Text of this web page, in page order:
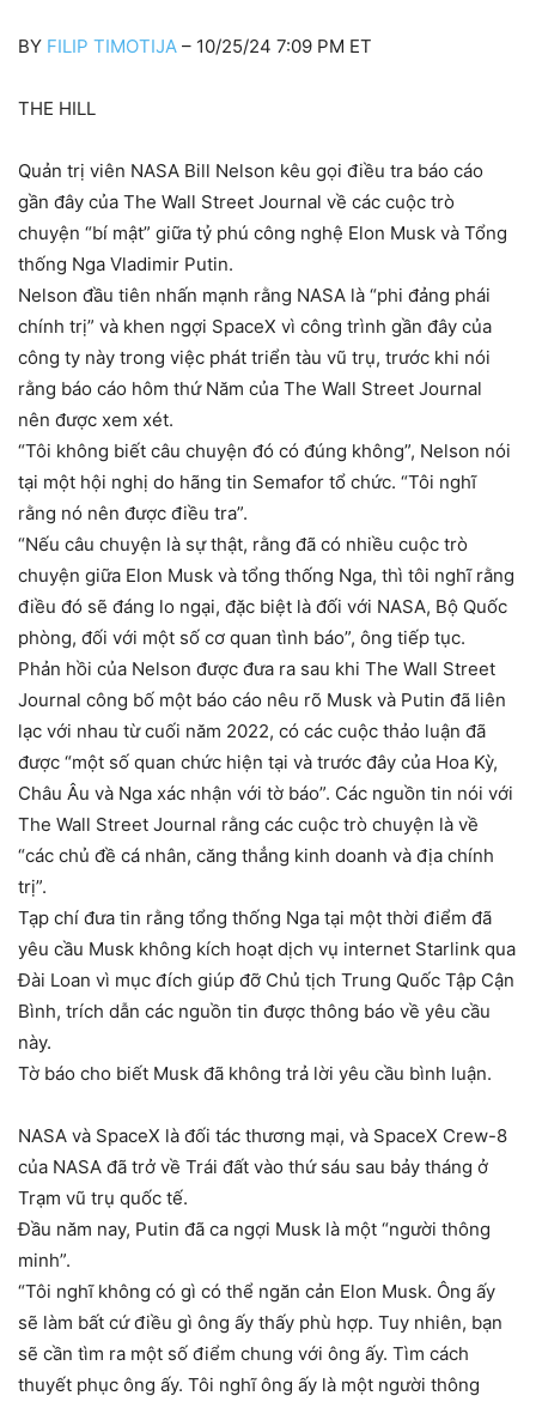
BY FILIP TIMOTIJA – 10/25/24 7:09 PM ET
THE HILL
Quản trị viên NASA Bill Nelson kêu gọi điều tra báo cáo
gần đây của The Wall Street Journal về các cuộc trò
chuyện “bí mật” giữa tỷ phú công nghệ Elon Musk và Tổng
thống Nga Vladimir Putin.
Nelson đầu tiên nhấn mạnh rằng NASA là “phi đảng phái
chính trị” và khen ngợi SpaceX vì công trình gần đây của
công ty này trong việc phát triển tàu vũ trụ, trước khi nói
rằng báo cáo hôm thứ Năm của The Wall Street Journal
nên được xem xét.
“Tôi không biết câu chuyện đó có đúng không”, Nelson nói
tại một hội nghị do hãng tin Semafor tổ chức. “Tôi nghĩ
rằng nó nên được điều tra”.
“Nếu câu chuyện là sự thật, rằng đã có nhiều cuộc trò
chuyện giữa Elon Musk và tổng thống Nga, thì tôi nghĩ rằng
điều đó sẽ đáng lo ngại, đặc biệt là đối với NASA, Bộ Quốc
phòng, đối với một số cơ quan tình báo”, ông tiếp tục.
Phản hồi của Nelson được đưa ra sau khi The Wall Street
Journal công bố một báo cáo nêu rõ Musk và Putin đã liên
lạc với nhau từ cuối năm 2022, có các cuộc thảo luận đã
được “một số quan chức hiện tại và trước đây của Hoa Kỳ,
Châu Âu và Nga xác nhận với tờ báo”. Các nguồn tin nói với
The Wall Street Journal rằng các cuộc trò chuyện là về
“các chủ đề cá nhân, căng thẳng kinh doanh và địa chính
trị”.
Tạp chí đưa tin rằng tổng thống Nga tại một thời điểm đã
yêu cầu Musk không kích hoạt dịch vụ internet Starlink qua
Đài Loan vì mục đích giúp đỡ Chủ tịch Trung Quốc Tập Cận
Bình, trích dẫn các nguồn tin được thông báo về yêu cầu
này.
Tờ báo cho biết Musk đã không trả lời yêu cầu bình luận.
NASA và SpaceX là đối tác thương mại, và SpaceX Crew-8
của NASA đã trở về Trái đất vào thứ sáu sau bảy tháng ở
Trạm vũ trụ quốc tế.
Đầu năm nay, Putin đã ca ngợi Musk là một “người thông
minh”.
“Tôi nghĩ không có gì có thể ngăn cản Elon Musk. Ông ấy
sẽ làm bất cứ điều gì ông ấy thấy phù hợp. Tuy nhiên, bạn
sẽ cần tìm ra một số điểm chung với ông ấy. Tìm cách
thuyết phục ông ấy. Tôi nghĩ ông ấy là một người thông